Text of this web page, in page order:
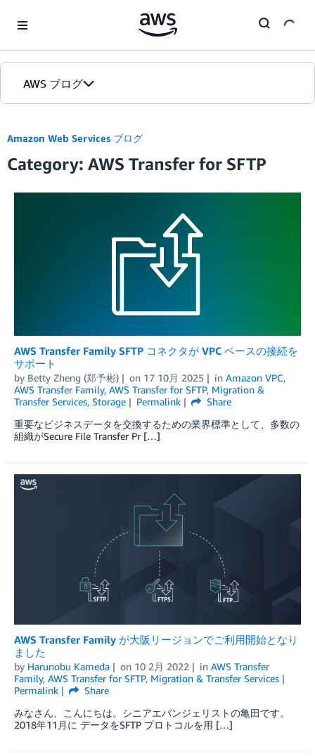
AWS ブログ
カテゴリ
エディション
Amazon Web Services ブログ
Category: AWS Transfer for SFTP
AWS Transfer Family SFTP コネクタが VPC ベースの接続を
サポート
by Betty Zheng (郑予彬) on 17 10月 2025 in Amazon VPC,
AWS Transfer Family, AWS Transfer for SFTP, Migration &
Transfer Services, Storage Permalink
Share
重要なビジネスデータを交換するための業界標準として、多数の
組織がSecure File Transfer Pr […]
AWS Transfer Family が大阪リージョンでご利用開始となり
ました
by Harunobu Kameda on 10 2月 2022 in AWS Transfer
Family, AWS Transfer for SFTP, Migration & Transfer Services
Permalink
Share
みなさん、こんにちは。シニアエバンジェリストの亀田です。
2018年11月に データをSFTP プロトコルを用 […]